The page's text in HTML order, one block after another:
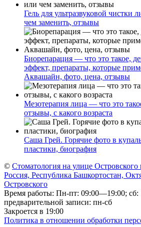
Гель для ультразвуковой чистки
чем заменить, отзывы
Биорепарация — что это такое,
эффект, препараты, которые
Аквашайн, фото, цена, отзывы
Мезотерапия лица — что это
отзывы, с какого возраста
Саша Грей. Горячие фото в
пластики, биография
© Стоматология на улице Островского
Россия, Республика Башкортостан,
Островского
Время работы: Пн-пт: 09:00—19:00;
предварительной записи: пн-сб
Закроется в 19:00
Политика в отношении обработки